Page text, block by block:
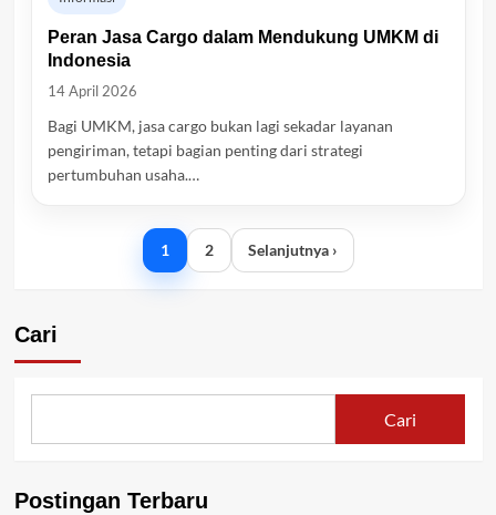
Peran Jasa Cargo dalam Mendukung UMKM di
Indonesia
14 April 2026
Bagi UMKM, jasa cargo bukan lagi sekadar layanan
pengiriman, tetapi bagian penting dari strategi
pertumbuhan usaha.…
1 2 Selanjutnya ›
Cari
Cari
Postingan Terbaru